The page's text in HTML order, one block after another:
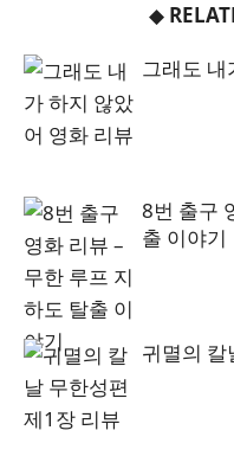
◆
그래도 내
8번 출구
출 이야기
귀멸의 칼